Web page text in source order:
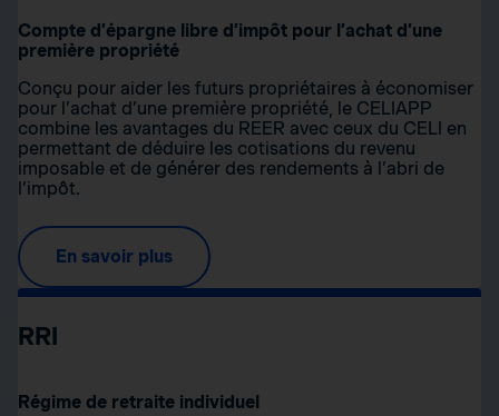
Compte d’épargne libre d’impôt pour l’achat d’une
première propriété
Conçu pour aider les futurs propriétaires à économiser
pour l’achat d’une première propriété, le CELIAPP
combine les avantages du REER avec ceux du CELI en
permettant de déduire les cotisations du revenu
imposable et de générer des rendements à l’abri de
l’impôt.
En savoir plus
RRI
Régime de retraite individuel